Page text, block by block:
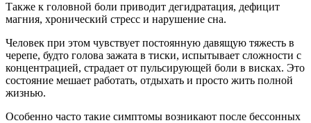
Также к головной боли приводит дегидратация, дефицит
магния, хронический стресс и нарушение сна.
Человек при этом чувствует постоянную давящую тяжесть в
черепе, будто голова зажата в тиски, испытывает сложности с
концентрацией, страдает от пульсирующей боли в висках. Это
состояние мешает работать, отдыхать и просто жить полной
жизнью.
Особенно часто такие симптомы возникают после бессонных